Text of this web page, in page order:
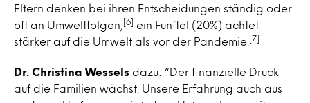
Eltern denken bei ihren Entscheidungen ständig oder
oft an Umweltfolgen,
[6]
ein Fünftel (20%) achtet
stärker auf die Umwelt als vor der Pandemie.
[7]
Dr. Christina Wessels dazu: “Der finanzielle Druck
auf die Familien wächst. Unsere Erfahrung auch aus